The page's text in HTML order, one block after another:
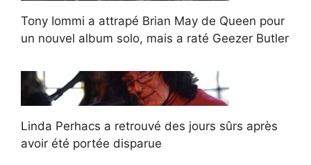
Tony Iommi a attrapé Brian May de Queen pour
un nouvel album solo, mais a raté Geezer Butler
Linda Perhacs a retrouvé des jours sûrs après
avoir été portée disparue